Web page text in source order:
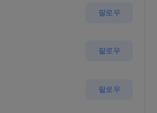
팔로우
팔로우
팔로우